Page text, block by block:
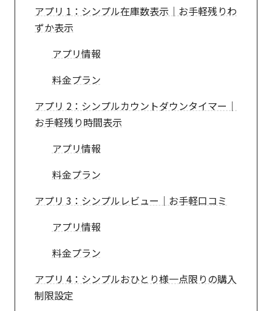
アプリ 1：シンプル在庫数表示｜お手軽残りわ
ずか表示
アプリ情報
料金プラン
アプリ 2：シンプルカウントダウンタイマー｜
お手軽残り時間表示
アプリ情報
料金プラン
アプリ 3：シンプルレビュー｜お手軽口コミ
アプリ情報
料金プラン
アプリ 4：シンプルおひとり様一点限りの購入
制限設定